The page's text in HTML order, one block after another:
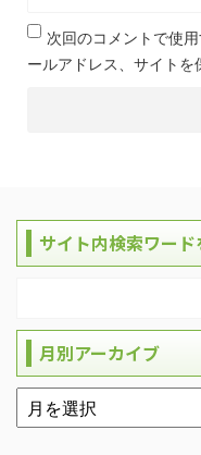
次回のコメントで使
ールアドレス、サイトを
サイト内検索ワード
月別アーカイブ